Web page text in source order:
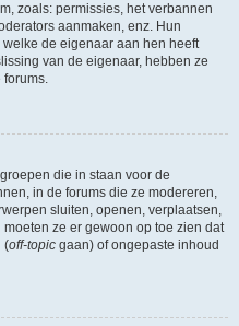
zoals: permissies, het verbannen
aanmaken, enz. Hun
de eigenaar aan hen heeft
van de eigenaar, hebben ze
forums.
die in staan voor de
in de forums die ze modereren,
sluiten, openen, verplaatsen,
ze er gewoon op toe zien dat
(off-topic gaan) of ongepaste inhoud